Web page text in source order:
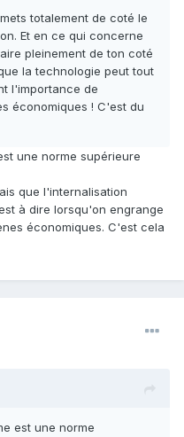
totalement de coté le
Et en ce qui concerne
pleinement de ton coté
la technologie peut tout
l'importance de
économiques ! C'est du
une norme supérieure
que l'internalisation
à dire lorsqu'on engrange
économiques. C'est cela
est une norme